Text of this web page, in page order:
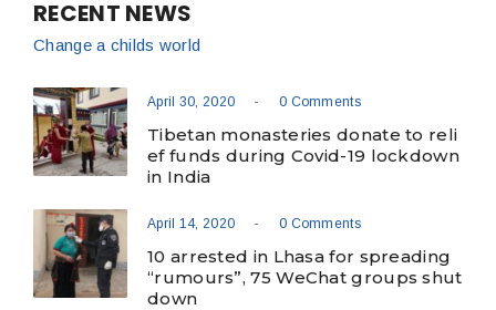
RECENT NEWS
Change a childs world
April 30, 2020 - 0 Comments
Tibetan monasteries donate to reli
ef funds during Covid-19 lockdown
in India
April 14, 2020 - 0 Comments
10 arrested in Lhasa for spreading
“rumours”, 75 WeChat groups shut
down